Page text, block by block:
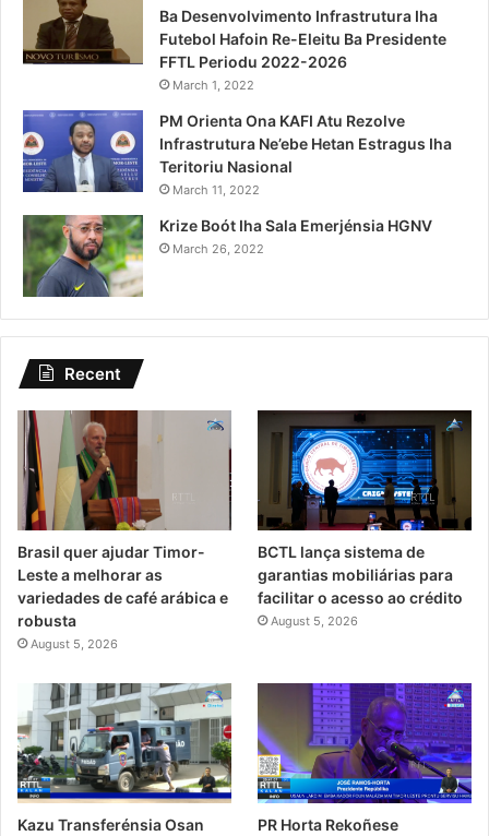
Ba Desenvolvimento Infrastrutura Iha
Futebol Hafoin Re-Eleitu Ba Presidente
FFTL Periodu 2022-2026
March 1, 2022
PM Orienta Ona KAFI Atu Rezolve
Infrastrutura Ne’ebe Hetan Estragus Iha
Teritoriu Nasional
March 11, 2022
Krize Boót Iha Sala Emerjénsia HGNV
March 26, 2022
Recent
Brasil quer ajudar Timor-
Leste a melhorar as
variedades de café arábica e
robusta
August 5, 2026
BCTL lança sistema de
garantias mobiliárias para
facilitar o acesso ao crédito
August 5, 2026
Kazu Transferénsia Osan
PR Horta Rekoñese